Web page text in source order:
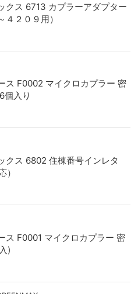
クス 6713 カプラーアダプター
４２０９用）
ス F0002 マイクロカプラー 密
個入り
クス 6802 住棟番号インレタ
）
ス F0001 マイクロカプラー 密
)